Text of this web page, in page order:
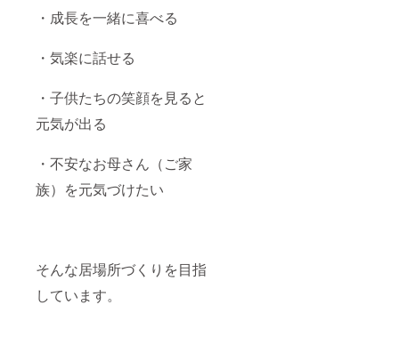
・成長を一緒に喜べる
・気楽に話せる
・子供たちの笑顔を見ると
元気が出る
・不安なお母さん（ご家
族）を元気づけたい
そんな居場所づくりを目指
しています。